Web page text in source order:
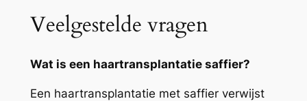
Veelgestelde vragen
Wat is een haartransplantatie saffier?
Een haartransplantatie met saffier verwijst